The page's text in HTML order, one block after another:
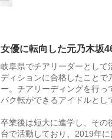
女優に転向した元乃木坂
岐阜県でチアリーダーとして
ディションに合格したことで
ー。チアリーディングを行っ
バク転ができるアイドルとし
卒業後は短大に進学し、その
台で活動しており、2019年